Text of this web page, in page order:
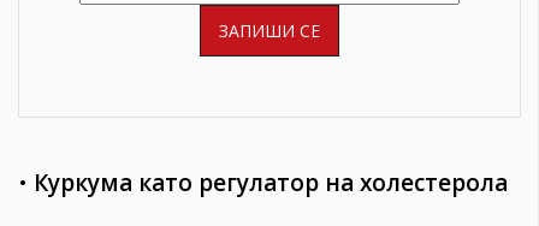
• Куркума като регулатор на холестерола